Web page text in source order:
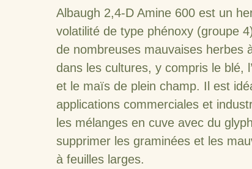
Albaugh 2,4-D Amine 600 est un
volatilité de type phénoxy (groupe
de nombreuses mauvaises herbes
dans les cultures, y compris le blé,
et le maïs de plein champ. Il est
applications commerciales et
les mélanges en cuve avec du
supprimer les graminées et les
à feuilles larges.